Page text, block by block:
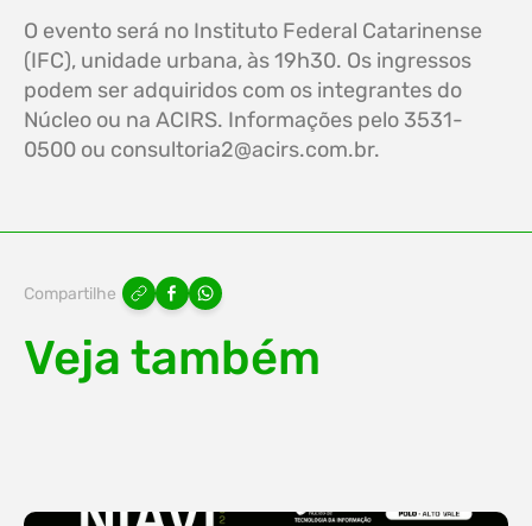
O evento será no Instituto Federal Catarinense
(IFC), unidade urbana, às 19h30. Os ingressos
podem ser adquiridos com os integrantes do
Núcleo ou na ACIRS. Informações pelo 3531-
0500 ou consultoria2@acirs.com.br.
Compartilhe
Veja também